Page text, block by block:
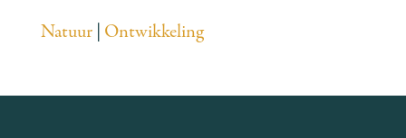
Natuur| Ontwikkeling